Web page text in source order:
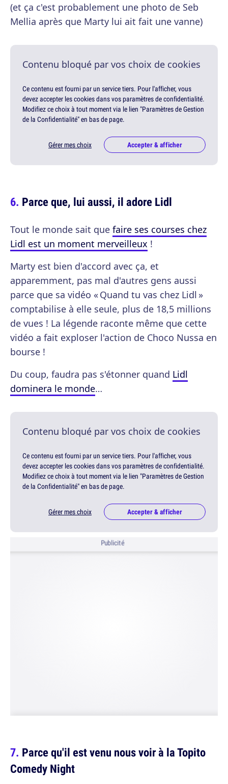
(et ça c'est probablement une photo de Seb
Mellia après que Marty lui ait fait une vanne)
Contenu bloqué par vos choix de cookies
Ce contenu est fourni par un service tiers. Pour l'afficher, vous
devez accepter les cookies dans vos paramètres de confidentialité.
Modifiez ce choix à tout moment via le lien "Paramètres de Gestion
de la Confidentialité" en bas de page.
Gérer mes choix Accepter & afficher
Parce que, lui aussi, il adore Lidl
Tout le monde sait que faire ses courses chez
Lidl est un moment merveilleux !
Marty est bien d'accord avec ça, et
apparemment, pas mal d'autres gens aussi
parce que sa vidéo « Quand tu vas chez Lidl »
comptabilise à elle seule, plus de 18,5 millions
de vues ! La légende raconte même que cette
vidéo a fait exploser l'action de Choco Nussa en
bourse !
Du coup, faudra pas s'étonner quand Lidl
dominera le monde…
Contenu bloqué par vos choix de cookies
Ce contenu est fourni par un service tiers. Pour l'afficher, vous
devez accepter les cookies dans vos paramètres de confidentialité.
Modifiez ce choix à tout moment via le lien "Paramètres de Gestion
de la Confidentialité" en bas de page.
Gérer mes choix Accepter & afficher
Publicité
Parce qu'il est venu nous voir à la Topito
Comedy Night